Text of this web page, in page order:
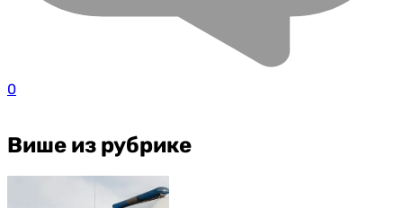
0
Више из рубрике